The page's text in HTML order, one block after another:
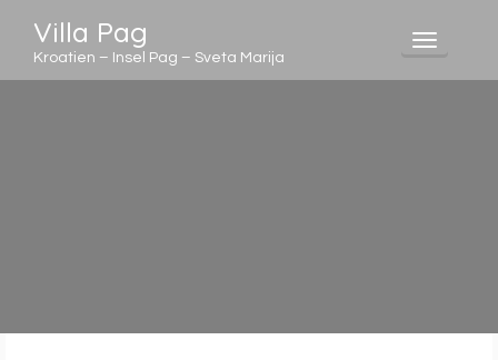
Villa Pag
Kroatien – Insel Pag – Sveta Marija
Toggle